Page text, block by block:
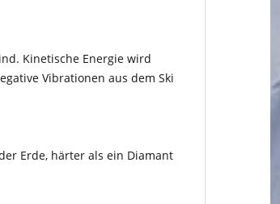
Kinetische Energie wird
Vibrationen aus dem Ski
Erde, härter als ein Diamant